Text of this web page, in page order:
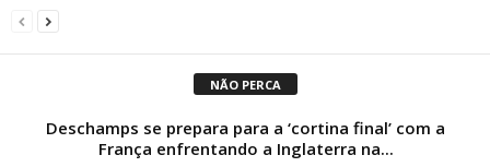
NÃO PERCA
Deschamps se prepara para a ‘cortina final’ com a
França enfrentando a Inglaterra na...